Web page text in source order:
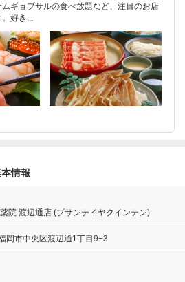
ギョプサルの食べ放題など、注目のお店
好き...
情報
院 渡辺通店 (プサンテイヤクインテン)
岡市中央区渡辺通1丁目9−3